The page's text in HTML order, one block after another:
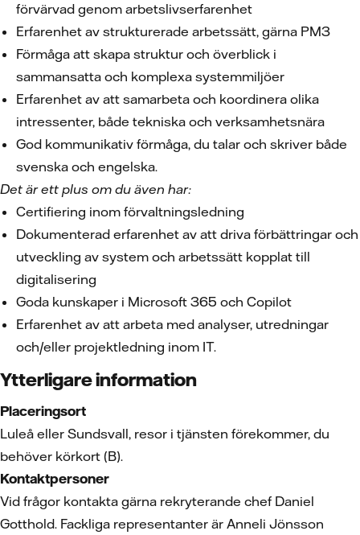
förvärvad genom arbetslivserfarenhet
Erfarenhet av strukturerade arbetssätt, gärna PM3
Förmåga att skapa struktur och överblick i
sammansatta och komplexa systemmiljöer
Erfarenhet av att samarbeta och koordinera olika
intressenter, både tekniska och verksamhetsnära
God kommunikativ förmåga, du talar och skriver både
svenska och engelska.
Det är ett plus om du även har:
Certifiering inom förvaltningsledning
Dokumenterad erfarenhet av att driva förbättringar och
utveckling av system och arbetssätt kopplat till
digitalisering
Goda kunskaper i Microsoft 365 och Copilot
Erfarenhet av att arbeta med analyser, utredningar
och/eller projektledning inom IT.
Ytterligare information
Placeringsort
Luleå eller Sundsvall, resor i tjänsten förekommer, du
behöver körkort (B).
Kontaktpersoner
Vid frågor kontakta gärna rekryterande chef Daniel
Gotthold. Fackliga representanter är Anneli Jönsson